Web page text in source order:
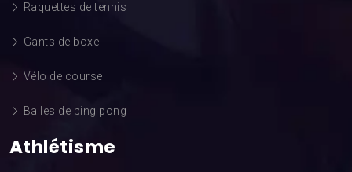
Raquettes de tennis
Gants de boxe
Vélo de course
Balles de ping pong
Athlétisme